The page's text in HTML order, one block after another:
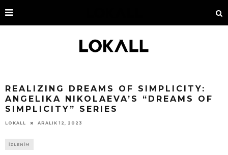
REALIZING DREAMS OF SIMPLICITY:
ANGELIKA NIKOLAEVA’S “DREAMS OF
SIMPLICITY” SERIES
LOKALL ARALIK 12, 2023
İZLENİM